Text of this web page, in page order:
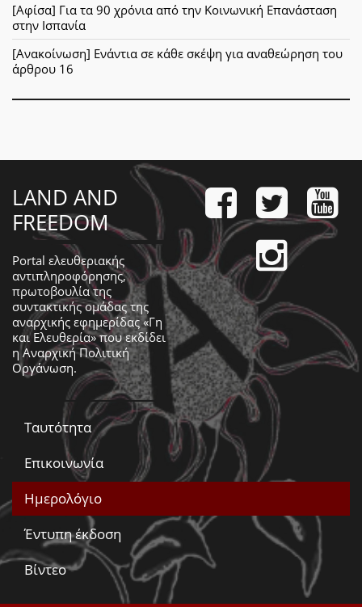
[Αφίσα] Για τα 90 χρόνια από την Κοινωνική Επανάσταση
στην Ισπανία
[Ανακοίνωση] Ενάντια σε κάθε σκέψη για αναθεώρηση του
άρθρου 16
LAND AND
FREEDOM
Portal ελευθεριακής
αντιπληροφόρησης,
πρωτοβουλία της
συντακτικής ομάδας της
αναρχικής εφημερίδας «Γη
και Ελευθερία» που εκδίδει
ηΑναρχική Πολιτική
Οργάνωση.
Ταυτότητα
Επικοινωνία
Ημερολόγιο
Έντυπη έκδοση
Βίντεο